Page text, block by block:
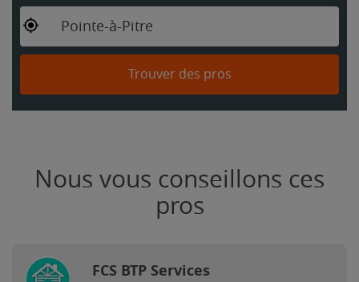
Pointe-à-Pitre
Trouver des pros
Nous vous conseillons ces
pros
FCS BTP Services